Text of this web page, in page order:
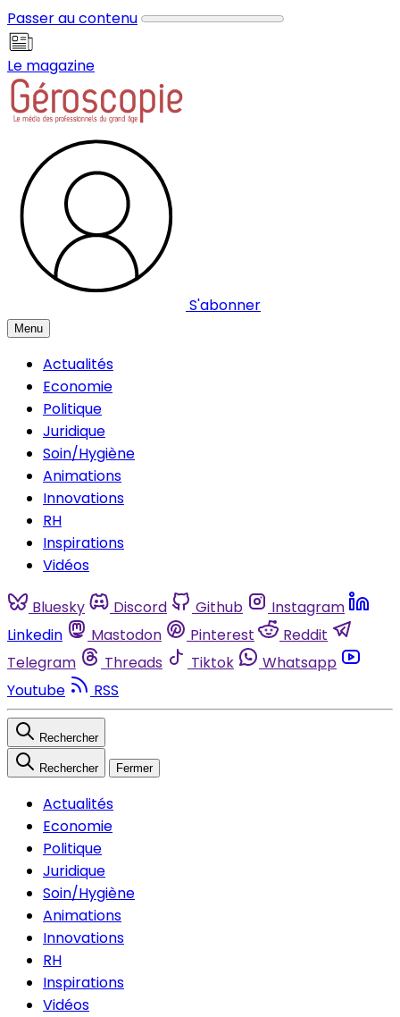
Passer au contenu
Le magazine
S'abonner
Menu
Actualités
Economie
Politique
Juridique
Soin/Hygiène
Animations
Innovations
RH
Inspirations
Vidéos
Bluesky Discord Github
Instagram
Linkedin
Mastodon Pinterest
Reddit
Telegram
Threads Tiktok
Whatsapp
Youtube
RSS
Rechercher
Rechercher Fermer
Actualités
Economie
Politique
Juridique
Soin/Hygiène
Animations
Innovations
RH
Inspirations
Vidéos
Panneau de gestion des cookies